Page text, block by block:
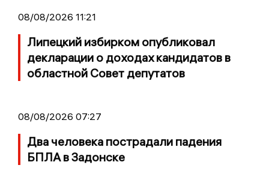
08/08/2026 11:21
Липецкий избирком опубликовал
декларации о доходах кандидатов в
областной Совет депутатов
08/08/2026 07:27
Два человека пострадали падения
БПЛА в Задонске